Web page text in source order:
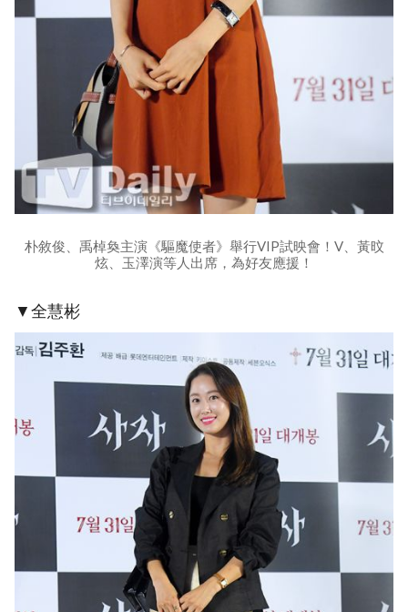
朴敘俊、禹棹奐主演《驅魔使者》舉行VIP試映會！V、黃旼
炫、玉澤演等人出席，為好友應援！
▼全慧彬